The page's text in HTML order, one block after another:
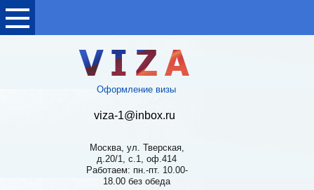
Оформление визы
viza-1@inbox.ru
Москва, ул. Тверская,
д.20/1, с.1, оф.414
Работаем: пн.-пт. 10.00-
18.00 без обеда